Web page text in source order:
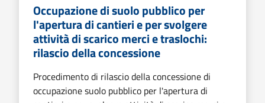
Occupazione di suolo pubblico per
l'apertura di cantieri e per svolgere
attività di scarico merci e traslochi:
rilascio della concessione
Procedimento di rilascio della concessione di
occupazione suolo pubblico per l'apertura di